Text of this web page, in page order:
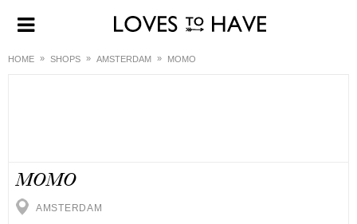
HOME SHOPS AMSTERDAM MOMO
MOMO
AMSTERDAM